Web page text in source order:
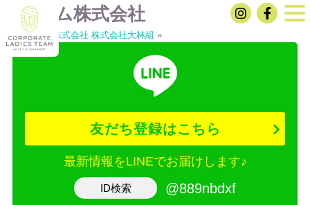
日本ハム株式会社
アース製薬株式会社 株式会社大林組 »
友だち登録はこちら
最新情報をLINEでお届けします♪
ID検索 @889nbdxf